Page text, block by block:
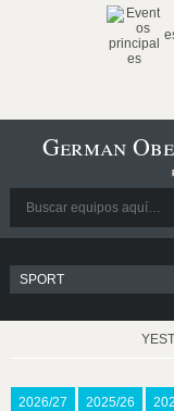
German
2026/27 2025/26